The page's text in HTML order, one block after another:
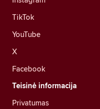
TikTok
YouTube
X
Facebook
Teisinė informacija
Privatumas